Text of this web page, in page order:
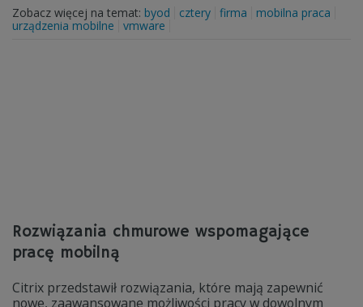
Zobacz więcej na temat: byod cztery firma
mobilna praca
urządzenia mobilne
vmware
Rozwiązania chmurowe wspomagające
pracę mobilną
Citrix przedstawił rozwiązania, które mają zapewnić
nowe, zaawansowane możliwości pracy w dowolnym